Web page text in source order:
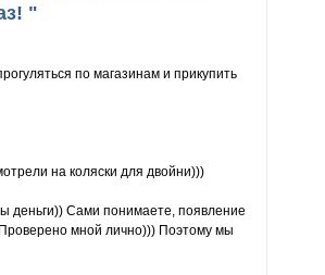
"
по магазинам и прикупить
на коляски для двойни)))
деньги)) Сами понимаете, появление
Проверено мной лично))) Поэтому мы